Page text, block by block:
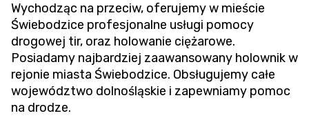
Wychodząc na przeciw, oferujemy w mieście
Świebodzice profesjonalne usługi pomocy
drogowej tir, oraz holowanie ciężarowe.
Posiadamy najbardziej zaawansowany holownik w
rejonie miasta Świebodzice. Obsługujemy całe
województwo dolnośląskie i zapewniamy pomoc
na drodze.